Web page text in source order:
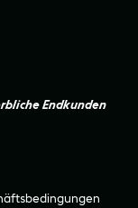
Endkunden